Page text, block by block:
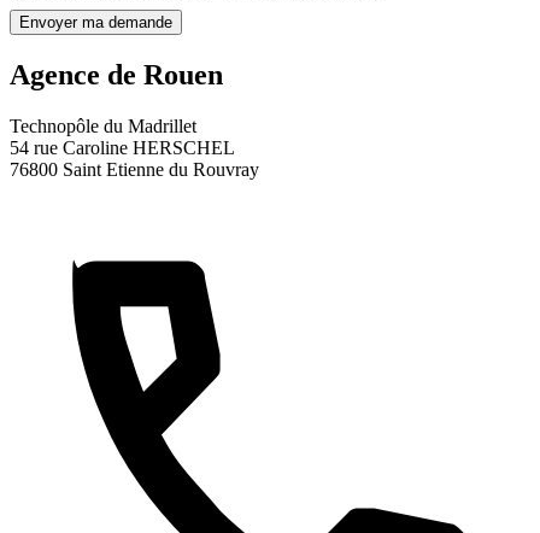
Envoyer ma demande
Agence de Rouen
Technopôle du Madrillet
54 rue Caroline HERSCHEL
76800 Saint Etienne du Rouvray